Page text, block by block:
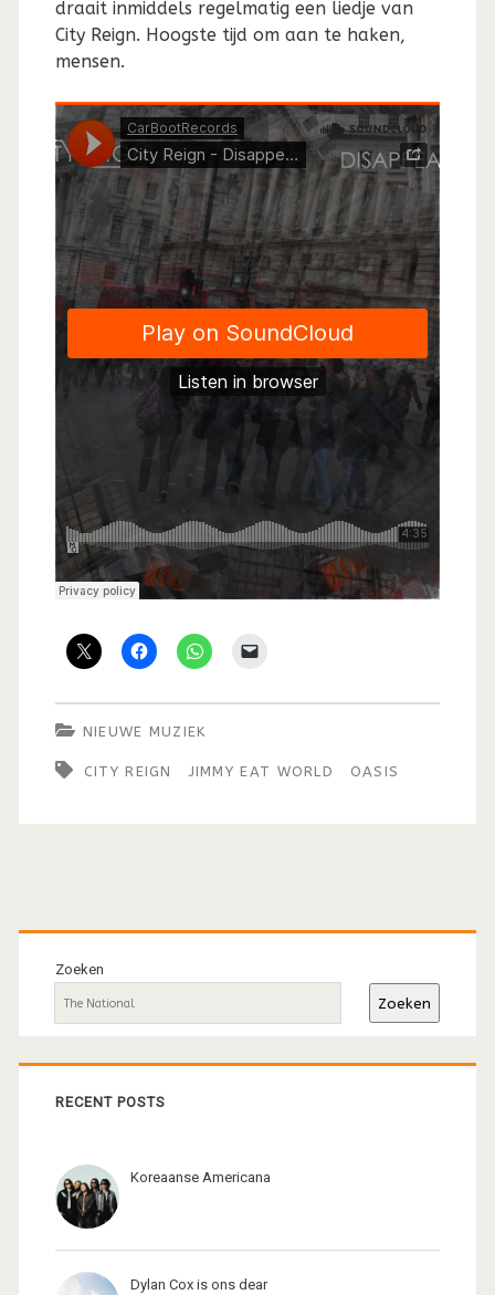
draait inmiddels regelmatig een liedje van
City Reign. Hoogste tijd om aan te haken,
mensen.
NIEUWE MUZIEK
CITY REIGN JIMMY EAT WORLD OASIS
Primaire
sidebar
Zoeken
Zoeken
RECENT POSTS
Koreaanse Americana
Dylan Cox is ons dear